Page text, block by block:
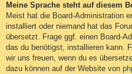
Meine Sprache steht auf diesem
Meist hat die Board-Administration
installiert oder niemand hat das
übersetzt. Frage ggf. einen Board-
das du benötigst, installieren kann.
wir uns freuen, wenn du es
dazu können auf der Website von